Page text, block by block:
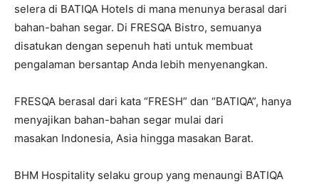
selera di BATIQA Hotels di mana menunya berasal dari
bahan-bahan segar. Di FRESQA Bistro, semuanya
disatukan dengan sepenuh hati untuk membuat
pengalaman bersantap Anda lebih menyenangkan.
FRESQA berasal dari kata “FRESH” dan “BATIQA”, hanya
menyajikan bahan-bahan segar mulai dari
masakan Indonesia, Asia hingga masakan Barat.
BHM Hospitality selaku group yang menaungi BATIQA